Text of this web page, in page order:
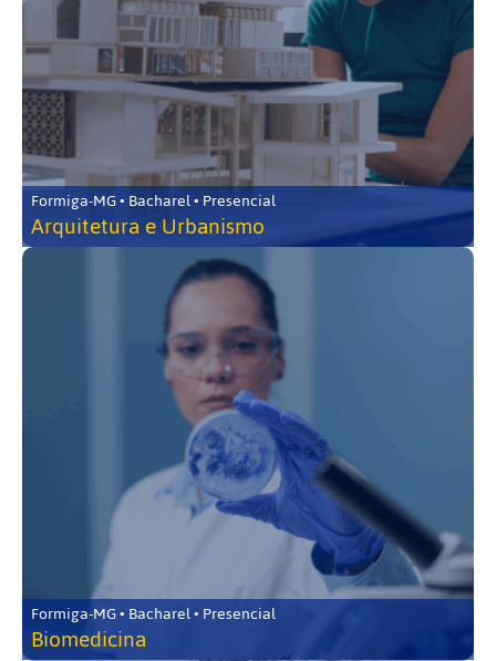
Formiga-MG • Bacharel • Presencial
Arquitetura e Urbanismo
Formiga-MG • Bacharel • Presencial
Biomedicina